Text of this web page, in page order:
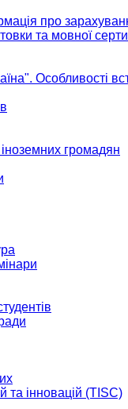
про
та мовної
Особливості
іноземних громадян
та інновацій (TISC)